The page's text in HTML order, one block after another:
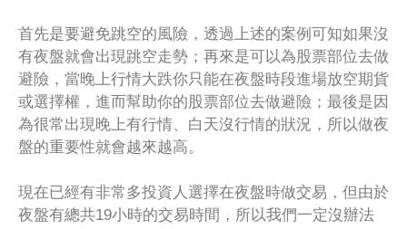
首先是要避免跳空的風險，透過上述的案例可知如果沒
有夜盤就會出現跳空走勢；再來是可以為股票部位去做
避險，當晚上行情大跌你只能在夜盤時段進場放空期貨
或選擇權，進而幫助你的股票部位去做避險；最後是因
為很常出現晚上有行情、白天沒行情的狀況，所以做夜
盤的重要性就會越來越高。
現在已經有非常多投資人選擇在夜盤時做交易，但由於
夜盤有總共19小時的交易時間，所以我們一定沒辦法